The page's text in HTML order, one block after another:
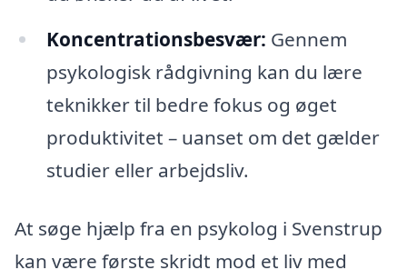
Koncentrationsbesvær: Gennem
psykologisk rådgivning kan du lære
teknikker til bedre fokus og øget
produktivitet – uanset om det gælder
studier eller arbejdsliv.
At søge hjælp fra en psykolog i Svenstrup
kan være første skridt mod et liv med